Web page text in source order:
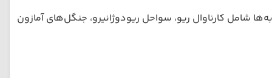
شامل کارناوال ریو، سواحل ریودوژانیرو، جنگل‌های آمازون